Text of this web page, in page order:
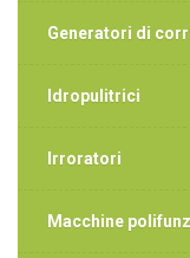
Generatori di
Idropulitrici
Irroratori
Macchine